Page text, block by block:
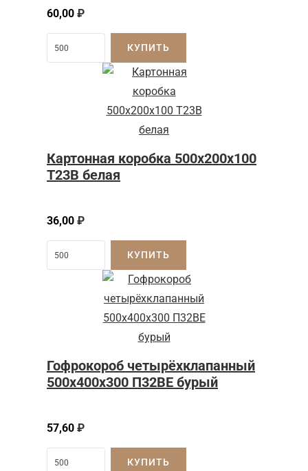
60,00 ₽
КУПИТЬ
Картонная коробка 500x200x100
Т23B белая
36,00 ₽
КУПИТЬ
Гофрокороб четырёхклапанный
500x400x300 П32BE бурый
57,60 ₽
КУПИТЬ